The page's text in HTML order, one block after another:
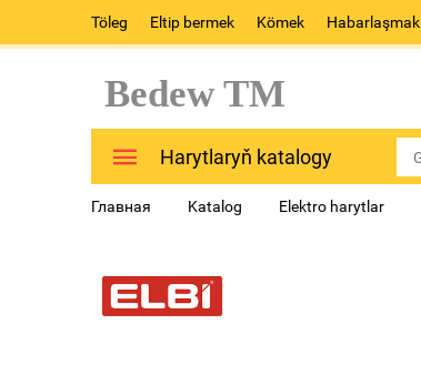
Töleg Eltip bermek Kömek Habarlaşmak
Bedew TM
Harytlaryň katalogy
Главная Katalog Elektro harytlar